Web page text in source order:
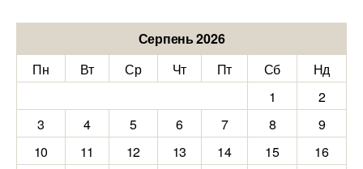
Серпень 2026
Пн
Вт Ср Чт Пт Сб
Нд
1
2
3
4 5 6 7 8
9
10
11 12 13 14 15
16